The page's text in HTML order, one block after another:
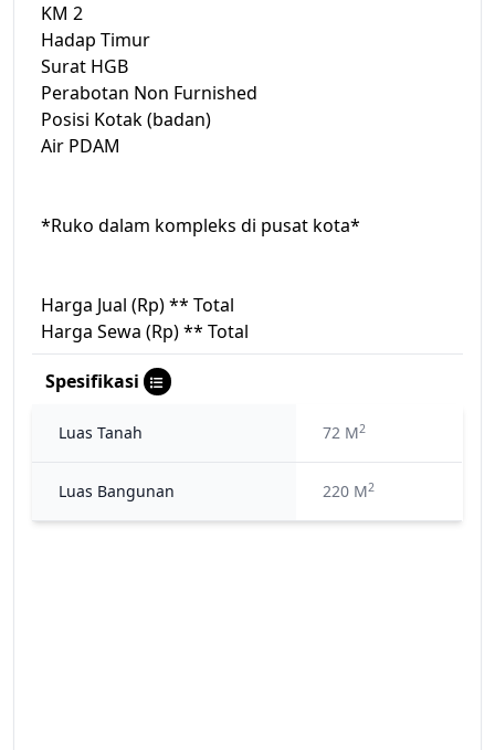
KM 2
Hadap Timur
Surat HGB
Perabotan Non Furnished
Posisi Kotak (badan)
Air PDAM
*Ruko dalam kompleks di pusat kota*
Harga Jual (Rp) ** Total
Harga Sewa (Rp) ** Total
Spesifikasi
Luas Tanah 72 M2
Luas Bangunan 220 M2